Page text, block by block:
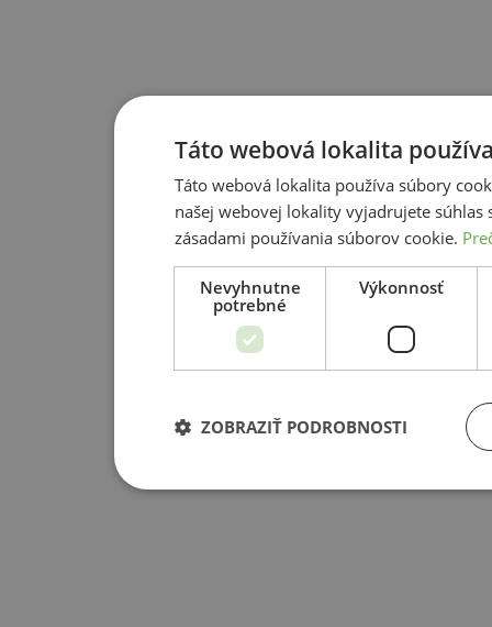
Táto webová lokalita
Táto webová lokalita používa súbory
našej webovej lokality vyjadrujete
zásadami používania súborov cookie.
Nevyhnutne
potrebné
Výkonnosť
ZOBRAZIŤ PODROBNOSTI